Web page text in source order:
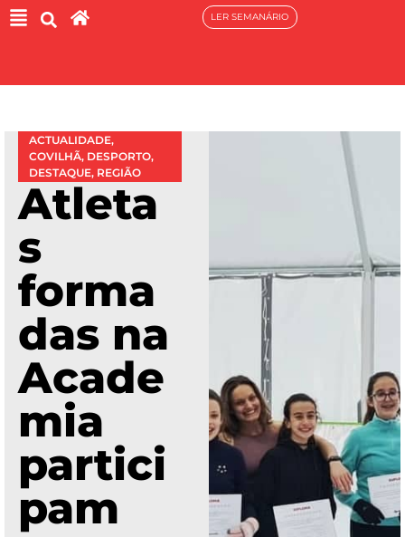
LER SEMANÁRIO
ACTUALIDADE,
COVILHÃ, DESPORTO,
DESTAQUE, REGIÃO
Atleta
s
forma
das na
Acade
mia
partici
pam